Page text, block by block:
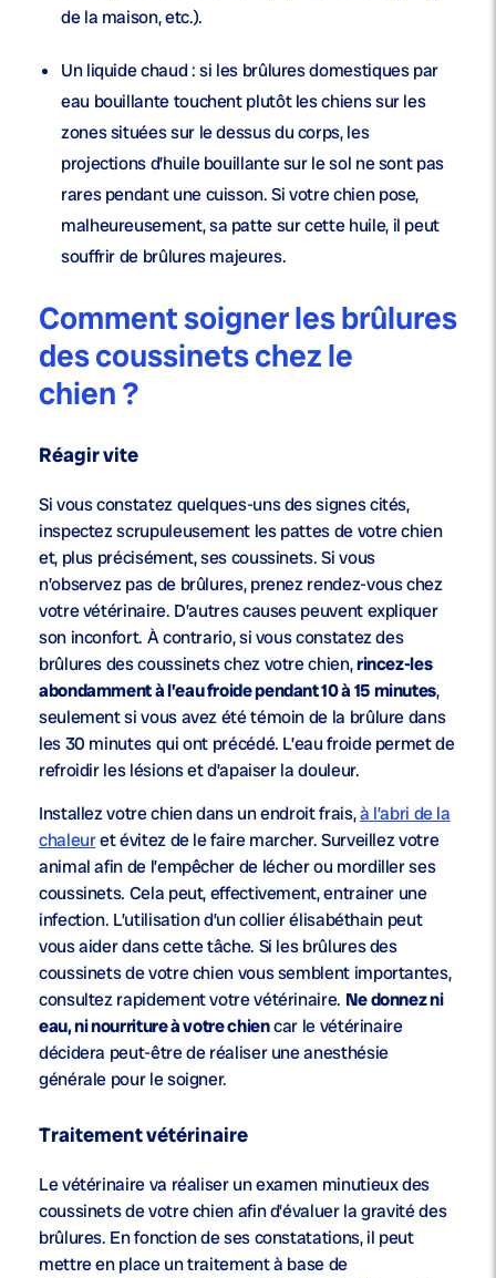
de la maison, etc.).
Un liquide chaud: si les brûlures domestiques par
eau bouillante touchent plutôt les chiens sur les
zones situées sur le dessus du corps, les
projections d’huile bouillante sur le sol ne sont pas
rares pendant une cuisson. Si votre chien pose,
malheureusement, sa patte sur cette huile, il peut
souffrir de brûlures majeures.
Comment soigner les brûlures
des coussinets chez le
chien ?
Réagir vite
Si vous constatez quelques-uns des signes cités,
inspectez scrupuleusement les pattes de votre chien
et, plus précisément, ses coussinets. Si vous
n’observez pas de brûlures, prenez rendez-vous chez
votre vétérinaire. D’autres causes peuvent expliquer
son inconfort. À contrario, si vous constatez des
brûlures des coussinets chez votre chien,rincez-les
abondamment à l’eau froide pendant 10 à 15 minutes,
seulement si vous avez été témoin de la brûlure dans
les 30 minutes qui ont précédé. L’eau froide permet de
refroidir les lésions et d’apaiser la douleur.
Installez votre chien dans un endroit frais,à l’abri de la
chaleuret évitez de le faire marcher. Surveillez votre
animal afin de l’empêcher de lécher ou mordiller ses
coussinets. Cela peut, effectivement, entrainer une
infection. L’utilisation d’un collier élisabéthain peut
vous aider dans cette tâche. Si les brûlures des
coussinets de votre chien vous semblent importantes,
consultez rapidement votre vétérinaire. Ne donnez ni
eau, ni nourriture à votre chiencar le vétérinaire
décidera peut-être de réaliser une anesthésie
générale pour le soigner.
Traitement vétérinaire
Le vétérinaire va réaliser un examen minutieux des
coussinets de votre chien afin d’évaluer la gravité des
brûlures. En fonction de ses constatations, il peut
mettre en place un traitement à base de